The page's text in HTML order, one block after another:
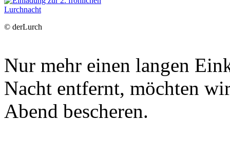
© derLurch
Nur mehr einen langen
Nacht entfernt, möchten
Abend bescheren.